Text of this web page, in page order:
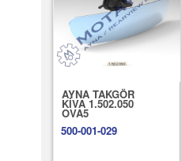
AYNA TAKGÖR
KİVA 1.502.050
OVA5
500-001-029